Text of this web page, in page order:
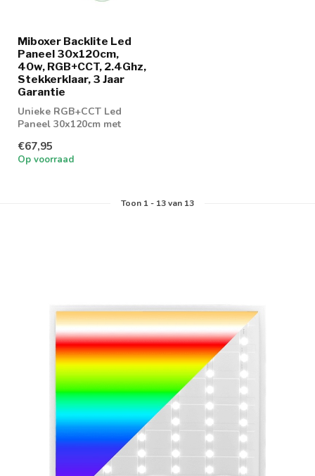
Miboxer Backlite Led
Paneel 30x120cm,
40w, RGB+CCT, 2.4Ghz,
Stekkerklaar, 3 Jaar
Garantie
Unieke RGB+CCT Led
Paneel 30x120cm met
Wordt geleverd m...
€67,95
Op voorraad
Toon 1- 13van 13